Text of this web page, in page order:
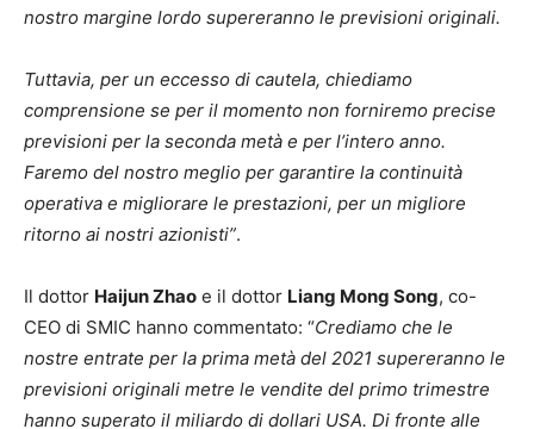
nostro margine lordo supereranno le previsioni originali.
Tuttavia, per un eccesso di cautela, chiediamo
comprensione se per il momento non forniremo precise
previsioni per la seconda metà e per l’intero anno.
Faremo del nostro meglio per garantire la continuità
operativa e migliorare le prestazioni, per un migliore
ritorno ai nostri azionisti”.
Il dottor Haijun Zhao e il dottor Liang Mong Song, co-
CEO di SMIC hanno commentato: “Crediamo che le
nostre entrate per la prima metà del 2021 supereranno le
previsioni originali metre le vendite del primo trimestre
hanno superato il miliardo di dollari USA. Di fronte alle